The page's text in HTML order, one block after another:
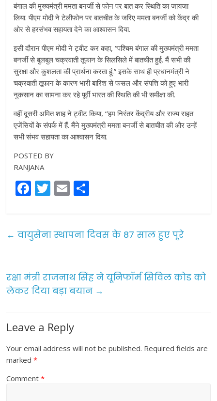
बंगाल की मुख्यमंत्री ममता बनर्जी से फोन पर बात कर स्थिति का जायजा
लिया. पीएम मोदी ने टेलीफोन पर बातचीत के जरिए ममता बनर्जी को केंद्र की
ओर से हरसंभव सहायता देने का आश्वासन दिया.
इसी दौरान पीएम मोदी ने ट्वीट कर कहा, “पश्चिम बंगाल की मुख्यमंत्री ममता
बनर्जी से बुलबुल चक्रवाती तूफान के सिलसिले में बातचीत हुई. मैं सभी की
सुरक्षा और कुशलता की प्रार्थना करता हूं.” इसके साथ ही प्रधानमंत्री ने
चक्रवाती तूफान के कारण भारी बारिश से फसल और संपत्ति को हुए भारी
नुकसान का सामना कर रहे पूर्वी भारत की स्थिति की भी समीक्षा की.
वहीं दूसरी अमित शाह ने ट्वीट किया, ‘‘हम निरंतर केंद्रीय और राज्य राहत
एजेंसियों के संपर्क में हैं. मैंने मुख्यमंत्री ममता बनर्जी से बातचीत की और उन्हें
सभी संभव सहायता का आश्वासन दिया.
POSTED BY
RANJANA
F
a
e
o
o
k
T
w
er
E
m
l e
← वायुसेना स्थापना दिवस के 87 साल हुए पूरे
रक्षा मंत्री राजनाथ सिंह ने यूनिफॉर्म सिविल कोड को
लेकर दिया बड़ा बयान →
Leave a Reply
Your email address will not be published. Required fields are
marked*
Comment*